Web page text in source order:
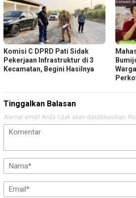
Komisi C DPRD Pati Sidak
Pekerjaan Infrastruktur di 3
Kecamatan, Begini Hasilnya
Tinggalkan Balasan
Alamat email Anda tidak akan dipublikasikan.